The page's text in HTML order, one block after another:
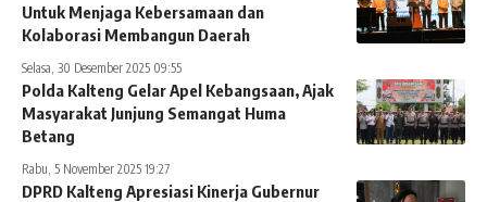
Untuk Menjaga Kebersamaan dan
Kolaborasi Membangun Daerah
Selasa, 30 Desember 2025 09:55
Polda Kalteng Gelar Apel Kebangsaan, Ajak
Masyarakat Junjung Semangat Huma
Betang
Rabu, 5 November 2025 19:27
DPRD Kalteng Apresiasi Kinerja Gubernur